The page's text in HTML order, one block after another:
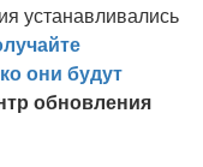
устанавливались
они будут
обновления